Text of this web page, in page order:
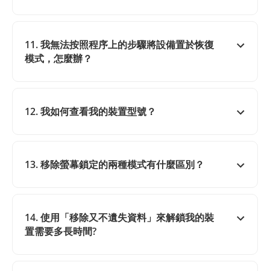
11. 我無法按照程序上的步驟將設備置於恢復
模式，怎麼辦？
12. 我如何查看我的裝置型號？
13. 移除螢幕鎖定的兩種模式有什麼區別？
14. 使用「移除又不遺失資料」來解鎖我的裝
置需要多長時間?